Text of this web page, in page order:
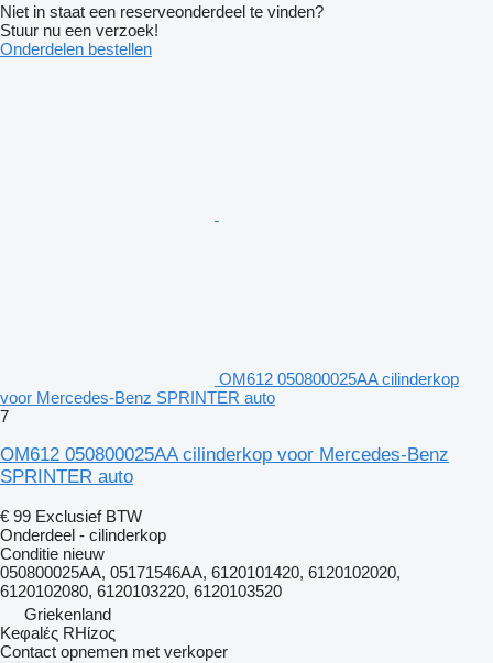
Niet in staat een reserveonderdeel te vinden?
Stuur nu een verzoek!
Onderdelen bestellen
OM612 050800025AA cilinderkop
voor Mercedes-Benz SPRINTER auto
7
OM612 050800025AA cilinderkop voor Mercedes-Benz
SPRINTER auto
€ 99 Exclusief BTW
Onderdeel - cilinderkop
Conditie nieuw
050800025AA, 05171546AA, 6120101420, 6120102020,
6120102080, 6120103220, 6120103520
Griekenland
Keφalές RHίzoς
Contact opnemen met verkoper